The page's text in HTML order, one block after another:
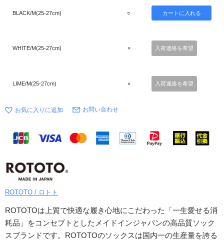
BLACK/M(25-27cm) ○
WHITE/M(25-27cm) × 入荷連絡を希望
LIME/M(25-27cm) × 入荷連絡を希望
お問い合わせ
ROTOTO / ロトト
ROTOTOは上質で快適な履き心地にこだわった「一生愛せる消
耗品」をコンセプトとしたメイドインジャパンの高品質ソック
スブランドです。ROTOTOのソックスは国内一の生産量を誇る